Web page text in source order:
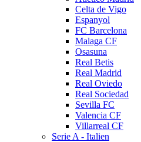
Celta de Vigo
Espanyol
FC Barcelona
Malaga CF
Osasuna
Real Betis
Real Madrid
Real Oviedo
Real Sociedad
Sevilla FC
Valencia CF
Villarreal CF
Serie A - Italien